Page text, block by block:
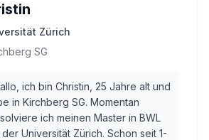
Zürich
SG
ich bin Christin, 25 Jahre alt und
in Kirchberg SG. Momentan
ich meinen Master in BWL
der Universität Zürich. Schon seit 1-